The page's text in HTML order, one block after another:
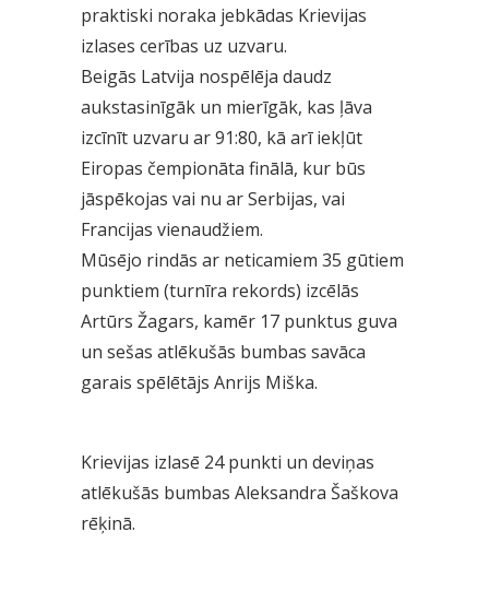
praktiski noraka jebkādas Krievijas
izlases cerības uz uzvaru.
Beigās Latvija nospēlēja daudz
aukstasinīgāk un mierīgāk, kas ļāva
izcīnīt uzvaru ar 91:80, kā arī iekļūt
Eiropas čempionāta finālā, kur būs
jāspēkojas vai nu ar Serbijas, vai
Francijas vienaudžiem.
Mūsējo rindās ar neticamiem 35 gūtiem
punktiem (turnīra rekords) izcēlās
Artūrs Žagars, kamēr 17 punktus guva
un sešas atlēkušās bumbas savāca
garais spēlētājs Anrijs Miška.
Krievijas izlasē 24 punkti un deviņas
atlēkušās bumbas Aleksandra Šaškova
rēķinā.